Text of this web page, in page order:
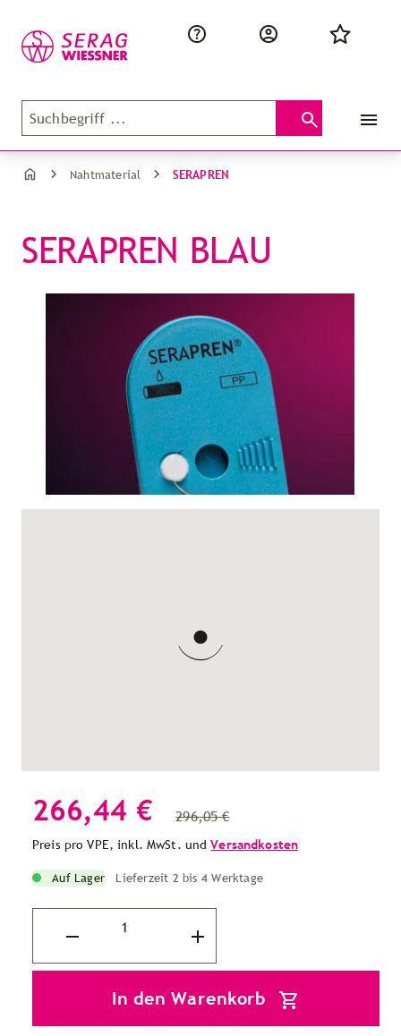
Nahtmaterial SERAPREN
SERAPREN BLAU
266,44 € 296,05 €
Preis pro VPE, inkl. MwSt. undVersandkosten
Auf Lager Lieferzeit 2 bis 4 Werktage
In den Warenkorb